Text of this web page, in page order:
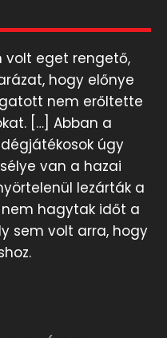
volt eget rengető,
hogy előnye
nem erőltette
[…] Abban a
úgy
van a hazai
lezárták a
nem hagytak időt a
sem volt arra, hogy